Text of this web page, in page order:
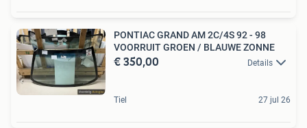
PONTIAC GRAND AM 2C/4S 92 - 98
VOORRUIT GROEN / BLAUWE ZONNE
€ 350,00 Details
Tiel 27 jul 26